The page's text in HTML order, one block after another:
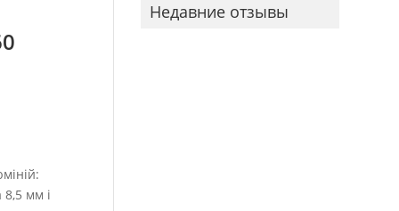
мм і
Недавние отзывы